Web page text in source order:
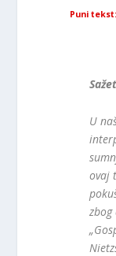
Puni
U
ovaj
zbog